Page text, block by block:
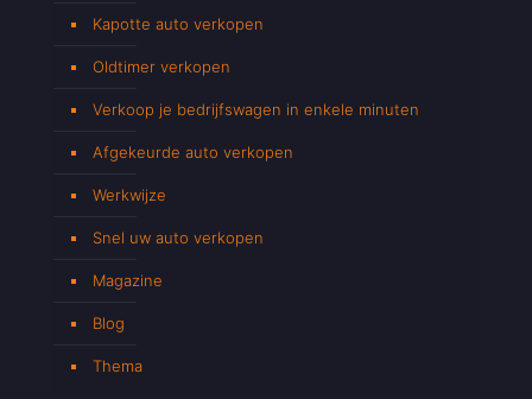
Kapotte auto verkopen
Oldtimer verkopen
Verkoop je bedrijfswagen in enkele minuten
Afgekeurde auto verkopen
Werkwijze
Snel uw auto verkopen
Magazine
Blog
Thema